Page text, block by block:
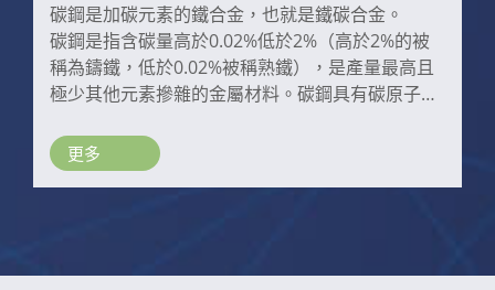
碳鋼是加碳元素的鐵合金，也就是鐵碳合金。
碳鋼是指含碳量高於0.02%低於2%（高於2%的被
稱為鑄鐵，低於0.02%被稱熟鐵），是產量最高且
極少其他元素摻雜的金屬材料。碳鋼具有碳原子鍵
高，且價格更便宜。碳鋼分為高碳鋼、中碳鋼和低
碳鋼。通常應用在需要強度、硬度和耐磨性的金屬
更多